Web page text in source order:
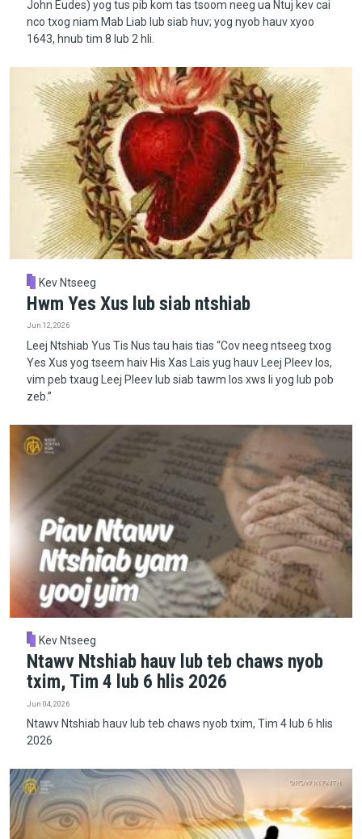
John Eudes) yog tus pib kom tas tsoom neeg ua Ntuj kev cai
nco txog niam Mab Liab lub siab huv; yog nyob hauv xyoo
1643, hnub tim 8 lub 2 hli.
Kev Ntseeg
Hwm Yes Xus lub siab ntshiab
Jun 12, 2026
Leej Ntshiab Yus Tis Nus tau hais tias “Cov neeg ntseeg txog
Yes Xus yog tseem haiv His Xas Lais yug hauv Leej Pleev los,
vim peb txaug Leej Pleev lub siab tawm los xws li yog lub pob
zeb.”
Kev Ntseeg
Ntawv Ntshiab hauv lub teb chaws nyob
txim, Tim 4 lub 6 hlis 2026
Jun 04, 2026
Ntawv Ntshiab hauv lub teb chaws nyob txim, Tim 4 lub 6 hlis
2026